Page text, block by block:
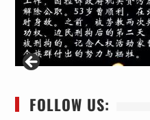
FOLLOW US: